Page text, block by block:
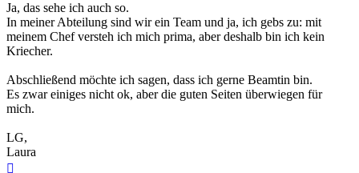
Ja, das sehe ich auch so.
In meiner Abteilung sind wir ein Team und ja, ich gebs zu: mit
meinem Chef versteh ich mich prima, aber deshalb bin ich kein
Kriecher.
Abschließend möchte ich sagen, dass ich gerne Beamtin bin.
Es zwar einiges nicht ok, aber die guten Seiten überwiegen für
mich.
LG,
Laura